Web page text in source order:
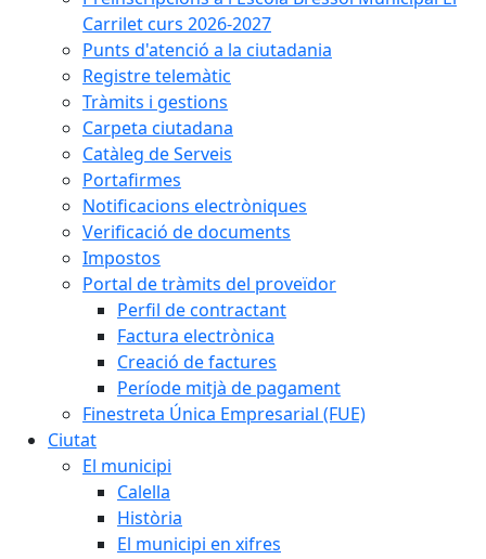
Carrilet curs 2026-2027
Punts d'atenció a la ciutadania
Registre telemàtic
Tràmits i gestions
Carpeta ciutadana
Catàleg de Serveis
Portafirmes
Notificacions electròniques
Verificació de documents
Impostos
Portal de tràmits del proveïdor
Perfil de contractant
Factura electrònica
Creació de factures
Període mitjà de pagament
Finestreta Única Empresarial (FUE)
Ciutat
El municipi
Calella
Història
El municipi en xifres